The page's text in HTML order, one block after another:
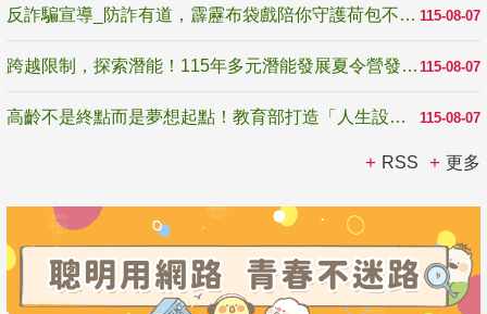
115-08-07
反詐騙宣導_防詐有道，霹靂布袋戲陪你守護荷包不受騙
115-08-07
跨越限制，探索潛能！115年多元潛能發展夏令營發掘生命無限可能
115-08-07
高齡不是終點而是夢想起點！教育部打造「人生設計夢工場」 參展第3屆高齡健康產業博覽會
RSS 更多